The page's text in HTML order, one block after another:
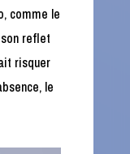
comme le
reflet
risquer
le